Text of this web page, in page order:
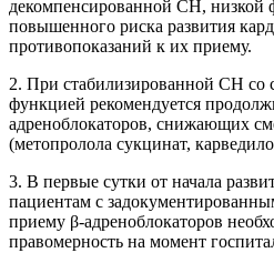
декомпенсированной СН, низкой
повышенного риска развития
противопоказаний к их приему.
2. При стабилизированной СН со
функцией рекомендуется
адреноблокаторов, снижающих
(метопролола сукцинат,
3. В первые сутки от начала
пациентам с
приему β-адреноблокаторов
правомерность на момент